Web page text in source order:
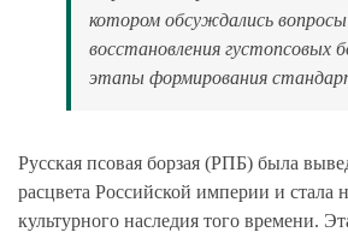
котором обсуждались вопросы
восстановления густопсовых
этапы формирования
Русская псовая борзая (РПБ) была
расцвета Российской империи и стала
культурного наследия того времени.